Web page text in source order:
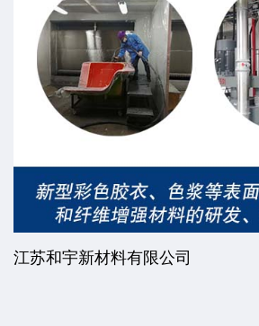
江苏和宇新材料有限公司